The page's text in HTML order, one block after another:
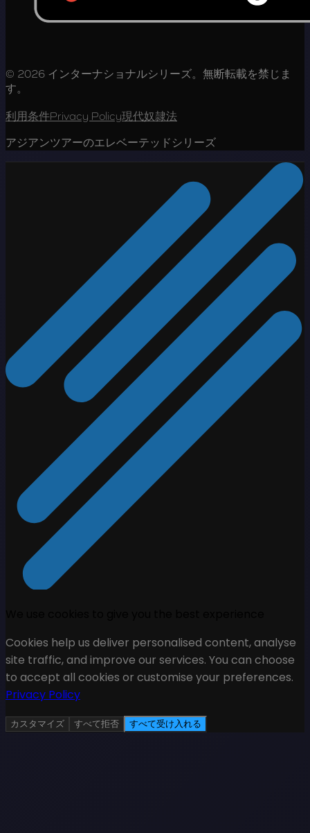
© 2026 インターナショナルシリーズ。無断転載を禁じま
す。
利用条件Privacy Policy現代奴隷法
アジアンツアーのエレベーテッドシリーズ
Cookies help us deliver personalised content, analyse
site traffic, and improve our services. You can choose
to accept all cookies or customise your preferences.
Privacy Policy
カスタマイズ すべて拒否 すべて受け入れる